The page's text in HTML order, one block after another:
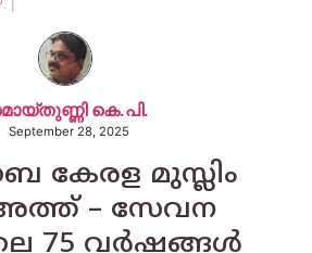
|
കെ.പി.
September 28, 2025
കേരള മുസ്ലിം
– സേവന
75 വര്‍ഷങ്ങള്‍